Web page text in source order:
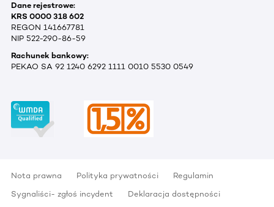
Dane rejestrowe:
KRS 0000 318 602
REGON 141667781
NIP 522-290-86-59
Rachunek bankowy:
PEKAO SA 92 1240 6292 1111 0010 5530 0549
Nota prawna Polityka prywatności
Regulamin
Sygnaliści- zgłoś incydent
Deklaracja dostępności